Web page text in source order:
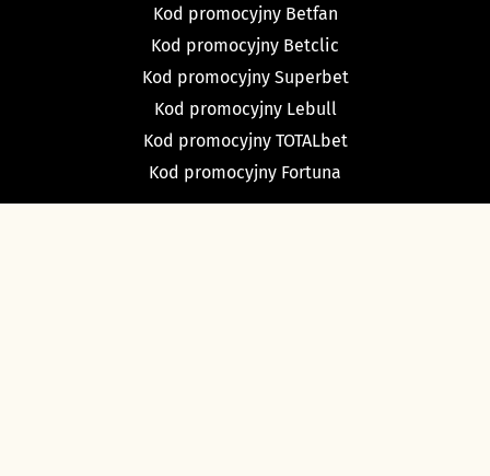
Kod promocyjny Betfan
Kod promocyjny Betclic
Kod promocyjny Superbet
Kod promocyjny Lebull
Kod promocyjny TOTALbet
Kod promocyjny Fortuna